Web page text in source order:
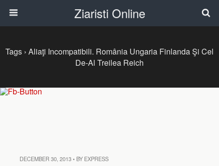
Ziaristi Online
Tags › Aliaţi Incompatibili. România Ungaria Finlanda Şi Cel
De-Al Treilea Reich
DECEMBER 30, 2013 • BY EXPRESS